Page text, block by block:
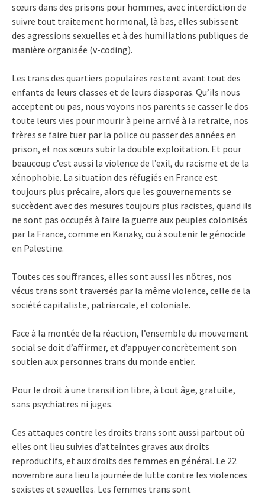
sœurs dans des prisons pour hommes, avec interdiction de
suivre tout traitement hormonal, là bas, elles subissent
des agressions sexuelles et à des humiliations publiques de
manière organisée (v-coding).
Les trans des quartiers populaires restent avant tout des
enfants de leurs classes et de leurs diasporas. Qu’ils nous
acceptent ou pas, nous voyons nos parents se casser le dos
toute leurs vies pour mourir à peine arrivé à la retraite, nos
frères se faire tuer par la police ou passer des années en
prison, et nos sœurs subir la double exploitation. Et pour
beaucoup c’est aussi la violence de l’exil, du racisme et de la
xénophobie. La situation des réfugiés en France est
toujours plus précaire, alors que les gouvernements se
succèdent avec des mesures toujours plus racistes, quand ils
ne sont pas occupés à faire la guerre aux peuples colonisés
par la France, comme en Kanaky, ou à soutenir le génocide
en Palestine.
Toutes ces souffrances, elles sont aussi les nôtres, nos
vécus trans sont traversés par la même violence, celle de la
société capitaliste, patriarcale, et coloniale.
Face à la montée de la réaction, l’ensemble du mouvement
social se doit d’affirmer, et d’appuyer concrètement son
soutien aux personnes trans du monde entier.
Pour le droit à une transition libre, à tout âge, gratuite,
sans psychiatres ni juges.
Ces attaques contre les droits trans sont aussi partout où
elles ont lieu suivies d’atteintes graves aux droits
reproductifs, et aux droits des femmes en général. Le 22
novembre aura lieu la journée de lutte contre les violences
sexistes et sexuelles. Les femmes trans sont